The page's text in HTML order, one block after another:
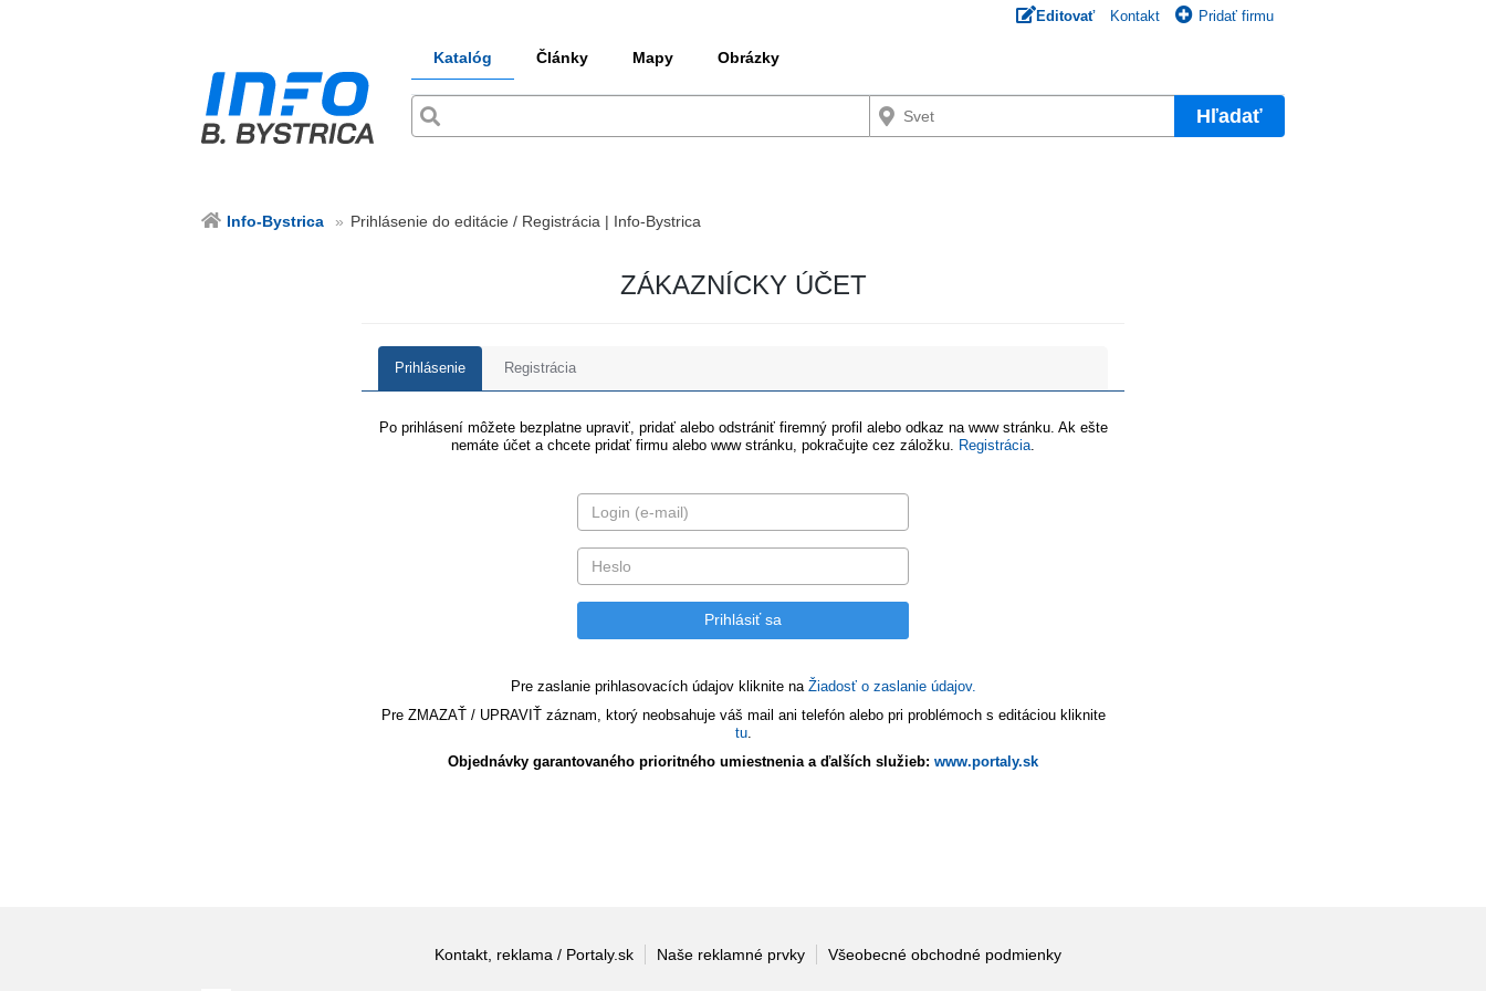
Editovať Kontakt Pridať firmu
Katalóg Články Mapy Obrázky
Hľadať
Info-Bystrica Prihlásenie do editácie / Registrácia | Info-Bystrica
ZÁKAZNÍCKY ÚČET
Prihlásenie Registrácia
Po prihlásení môžete bezplatne upraviť, pridať alebo odstrániť firemný profil alebo odkaz na www stránku. Ak ešte
nemáte účet a chcete pridať firmu alebo www stránku, pokračujte cez záložku.
Registrácia
Pre zaslanie prihlasovacích údajov kliknite na Žiadosť o zaslanie údajov.
Pre ZMAZAŤ / UPRAVIŤ záznam, ktorý neobsahuje váš mail ani telefón alebo pri problémoch s editáciou kliknite
tu.
Objednávky garantovaného prioritného umiestnenia a ďalších služieb: www.portaly.sk
Kontakt, reklama / Portaly.sk Naše reklamné prvky Všeobecné obchodné podmienky